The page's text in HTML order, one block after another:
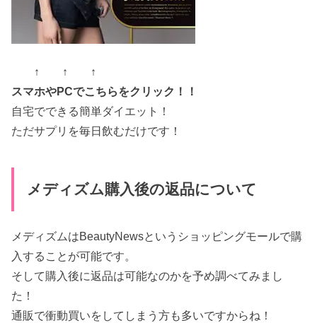
↑ ↑ ↑
スマホやPCでこちらをクリック！！
自宅でできる簡単ダイエット！
ただサプリを毎日飲むだけです！
メディズム購入後の返品について
メディズムはBeautyNewsというショッピングモールで購
入することが可能です。
そして購入後に返品は可能なのかを予め調べてみまし
た！
通販で衝動買いをしてしまう方も多いですからね！